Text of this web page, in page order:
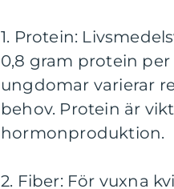
1. Protein:
0,8 gram protein
ungdomar varierar
behov. Protein är
hormonproduktion.
2. Fiber: För vuxna